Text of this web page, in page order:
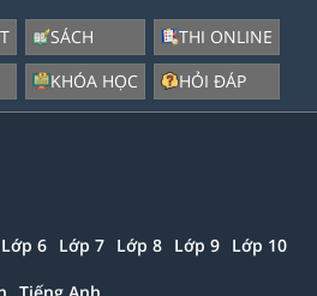
SÁCH
KHÓA HỌC
THI ONLINE
HỎI ĐÁP
Lớp 6 Lớp 7 Lớp 8 Lớp 9 Lớp 10